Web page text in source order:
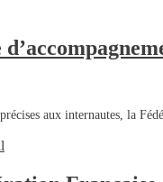
aux internautes, la